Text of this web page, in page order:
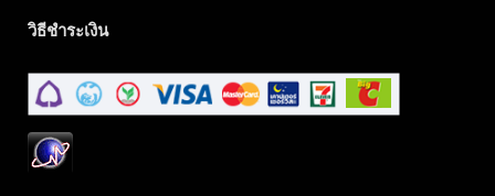
วิธีชำระเงิน